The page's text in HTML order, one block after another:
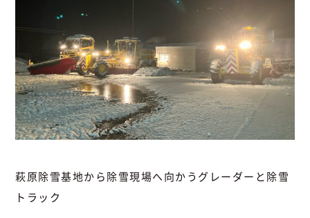
萩原除雪基地から除雪現場へ向かうグレーダーと除雪
トラック